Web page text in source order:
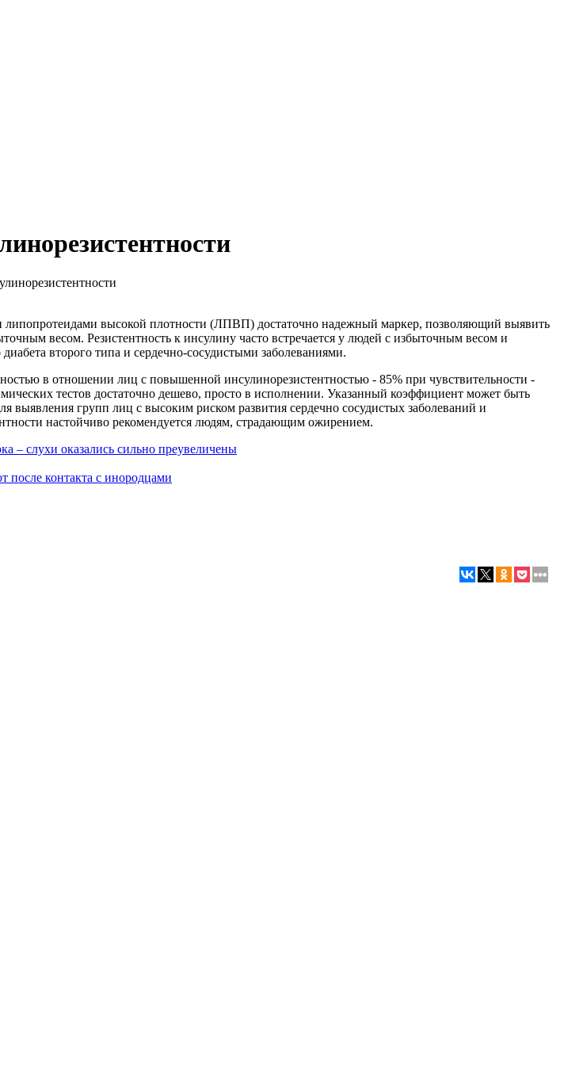
высокой плотности (ЛПВП) достаточно надежный маркер, позволяющий выявить
весом. Резистентность к инсулину часто встречается у людей с избыточным весом и
второго типа и сердечно-сосудистыми заболеваниями.
в отношении лиц с повышенной инсулинорезистентностью - 85% при чувствительности -
тестов достаточно дешево, просто в исполнении. Указанный коэффициент может быть
выявления групп лиц с высоким риском развития сердечно сосудистых заболеваний и
настойчиво рекомендуется людям, страдающим ожирением.
– слухи оказались сильно преувеличены
после контакта с инородцами